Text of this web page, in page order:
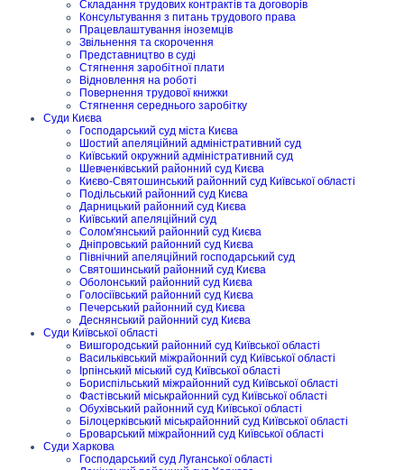
Складання трудових контрактів та договорів
Консультування з питань трудового права
Працевлаштування іноземців
Звільнення та скорочення
Представництво в суді
Стягнення заробітної плати
Відновлення на роботі
Повернення трудової книжки
Стягнення середнього заробітку
Суди Києва
Господарський суд міста Києва
Шостий апеляційний адміністративний суд
Київський окружний адміністративний суд
Шевченківський районний суд Києва
Києво-Святошинський районний суд Київської області
Подільський районний суд Києва
Дарницький районний суд Києва
Київський апеляційний суд
Солом'янський районний суд Києва
Дніпровський районний суд Києва
Північний апеляційний господарський суд
Святошинський районний суд Києва
Оболонський районний суд Києва
Голосіївський районний суд Києва
Печерський районний суд Києва
Деснянський районний суд Києва
Суди Київської області
Вишгородський районний суд Київської області
Васильківський міжрайонний суд Київської області
Ірпінський міський суд Київської області
Бориспільський міжрайонний суд Київської області
Фастівський міськрайонний суд Київської області
Обухівський районний суд Київської області
Білоцерківський міськрайонний суд Київської області
Броварський міжрайонний суд Київської області
Суди Харкова
Господарський суд Луганської області